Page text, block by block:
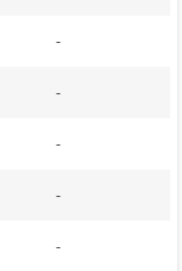
-
-
-
-
-